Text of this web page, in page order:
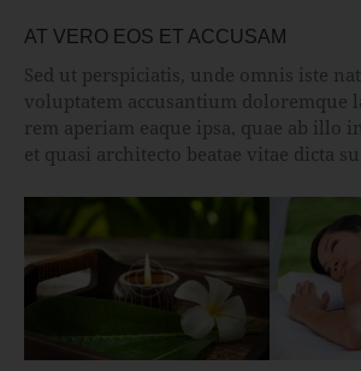
AT VERO EOS ET ACCUSAM
Sed ut perspiciatis, unde omnis iste
voluptatem accusantium doloremque
rem aperiam eaque ipsa, quae ab illo
et quasi architecto beatae vitae dicta